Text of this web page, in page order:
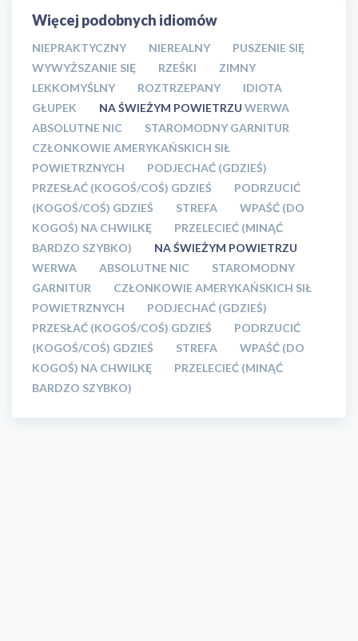
Więcej podobnych idiomów
NIEPRAKTYCZNY NIEREALNY
PUSZENIE SIĘ
WYWYŻSZANIE SIĘ
RZEŚKI
ZIMNY
LEKKOMYŚLNY
ROZTRZEPANY
IDIOTA
GŁUPEK
NA ŚWIEŻYM POWIETRZU WERWA
ABSOLUTNE NIC
STAROMODNY GARNITUR
CZŁONKOWIE AMERYKAŃSKICH SIŁ
POWIETRZNYCH
PODJECHAĆ (GDZIEŚ)
PRZESŁAĆ (KOGOŚ/COŚ) GDZIEŚ
PODRZUCIĆ
(KOGOŚ/COŚ) GDZIEŚ
STREFA
WPAŚĆ (DO
KOGOŚ) NA CHWILKĘ
PRZELECIEĆ (MINĄĆ
BARDZO SZYBKO)
NA ŚWIEŻYM POWIETRZU
WERWA
ABSOLUTNE NIC
STAROMODNY
GARNITUR
CZŁONKOWIE AMERYKAŃSKICH SIŁ
POWIETRZNYCH
PODJECHAĆ (GDZIEŚ)
PRZESŁAĆ (KOGOŚ/COŚ) GDZIEŚ
PODRZUCIĆ
(KOGOŚ/COŚ) GDZIEŚ
STREFA
WPAŚĆ (DO
KOGOŚ) NA CHWILKĘ
PRZELECIEĆ (MINĄĆ
BARDZO SZYBKO)